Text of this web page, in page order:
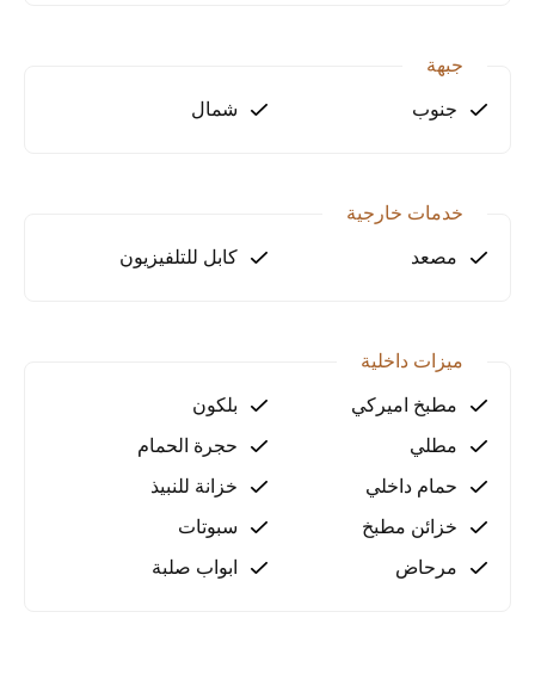
جبهة
جنوب شمال
خدمات خارجية
مصعد كابل للتلفيزيون
ميزات داخلية
مطبخ اميركي
بلكون
مطلي
حجرة الحمام
حمام داخلي
خزانة للنبيذ
خزائن مطبخ
سبوتات
مرحاض
ابواب صلبة